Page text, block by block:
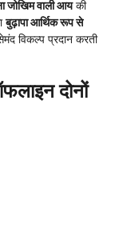
जोखिम वाली आयकी
बुढ़ापा आर्थिक रूप से
विकल्प प्रदान करती
दोनों